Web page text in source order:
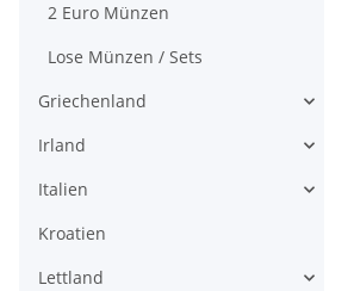
2 Euro Münzen
Lose Münzen / Sets
Griechenland
Irland
Italien
Kroatien
Lettland